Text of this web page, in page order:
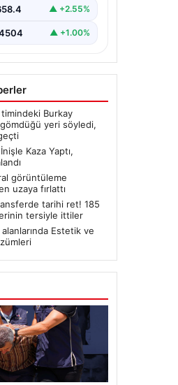
▲ +2.55%
▲ +1.00%
timindeki Burkay
yeri söyledi,
Kaza Yaptı,
görüntüleme
uzaya fırlattı
tarihi ret! 185
tersiyle ittiler
alanlarında Estetik ve